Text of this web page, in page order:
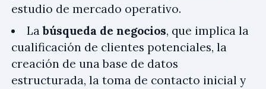
estudio de mercado operativo.
Labúsqueda de negocios, que implica la
cualificación de clientes potenciales, la
creación de una base de datos
estructurada, la toma de contacto inicial y